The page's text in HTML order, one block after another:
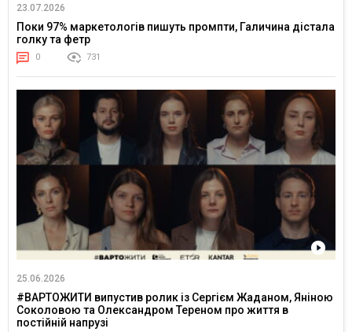
23.07.2026
Поки 97% маркетологів пишуть промпти, Галичина дістала
голку та фетр
0 731
25.06.2026
#ВАРТОЖИТИ випустив ролик із Сергієм Жаданом, Яніною
Соколовою та Олександром Тереном про життя в
постійній напрузі